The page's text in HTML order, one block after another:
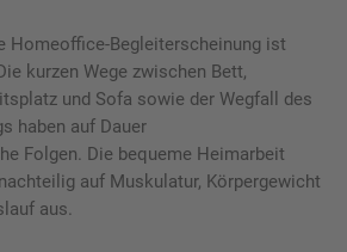
Homeoffice-Begleiterscheinung ist
kurzen Wege zwischen Bett,
und Sofa sowie der Wegfall des
haben auf Dauer
Folgen. Die bequeme Heimarbeit
auf Muskulatur, Körpergewicht
aus.